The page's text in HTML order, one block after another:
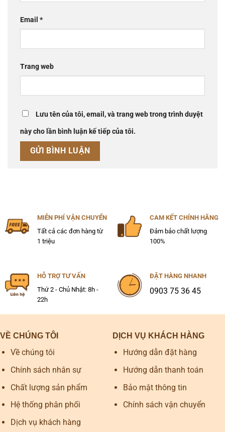
Email *
Trang web
Lưu tên của tôi, email, và trang web trong trình duyệt
này cho lần bình luận kế tiếp của tôi.
MIỄN PHÍ VẬN CHUYỂN
Tất cả các đơn hàng từ
1 triệu
CAM KẾT CHÍNH HÃNG
Đảm bảo chất lượng
100%
HỖ TRỢ TƯ VẤN
Thứ 2 - Chủ Nhật: 8h -
22h
ĐẶT HÀNG NHANH
0903 75 36 45
VỀ CHÚNG TÔI
Về chúng tôi
Chính sách nhân sự
Chất lượng sản phẩm
Hệ thống phân phối
Dịch vụ khách hàng
DỊCH VỤ KHÁCH HÀNG
Hướng dẫn đặt hàng
Hướng dẫn thanh toán
Bảo mật thông tin
Chính sách vận chuyển